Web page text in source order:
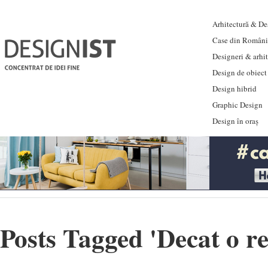
Arhitectură &
Case din
Designeri &
Design de obiect
Design hibrid
Graphic Design
Design în oraș
Posts Tagged 'Decat o